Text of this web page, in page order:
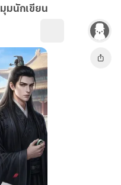
มุมนักเขียน